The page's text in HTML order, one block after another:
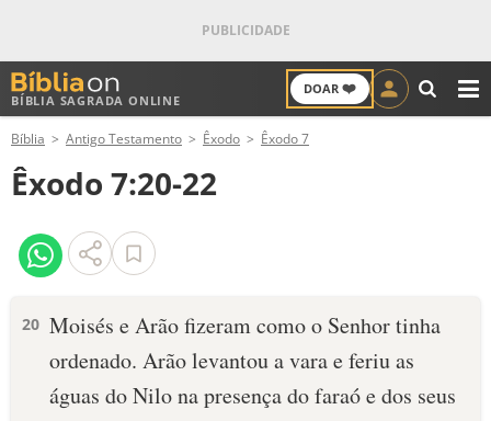
BÍBLIA SAGRADA ONLINE
DOAR ❤️
ANTIGO TESTAMENTO
NOVO TESTAMENTO
VERSÍCULOS
PALAVRA DO DIA
Bíblia Antigo Testamento Êxodo Êxodo 7
Êxodo 7:20-22
20 Moisés e Arão fizeram como o Senhor tinha
ordenado. Arão levantou a vara e feriu as
águas do Nilo na presença do faraó e dos seus